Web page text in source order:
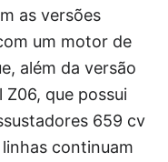
as versões
um motor de
além da versão
que possui
659 cv
continuam